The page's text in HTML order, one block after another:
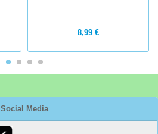
Social Media
8,99 €